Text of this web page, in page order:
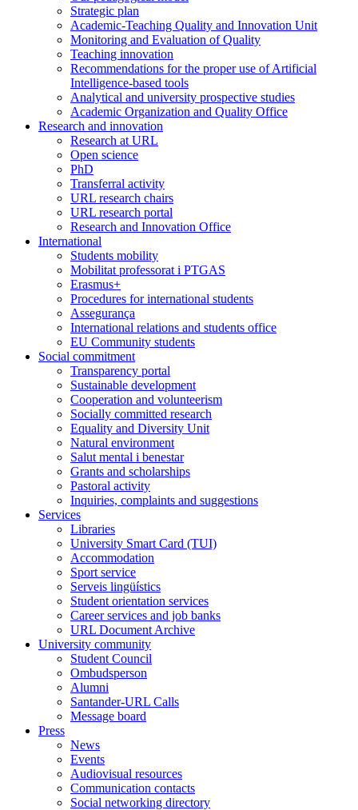
Strategic plan
Academic-Teaching Quality and Innovation Unit
Monitoring and Evaluation of Quality
Teaching innovation
Recommendations for the proper use of Artificial
Intelligence-based tools
Analytical and university prospective studies
Academic Organization and Quality Office
Research and innovation
Research at URL
Open science
PhD
Transferral activity
URL research chairs
URL research portal
Research and Innovation Office
International
Students mobility
Mobilitat professorat i PTGAS
Erasmus+
Procedures for international students
Assegurança
International relations and students office
EU Community students
Social commitment
Transparency portal
Sustainable development
Cooperation and volunteerism
Socially committed research
Equality and Diversity Unit
Natural environment
Salut mental i benestar
Grants and scholarships
Pastoral activity
Inquiries, complaints and suggestions
Services
Libraries
University Smart Card (TUI)
Accommodation
Sport service
Serveis lingüístics
Student orientation services
Career services and job banks
URL Document Archive
University community
Student Council
Ombudsperson
Alumni
Santander-URL Calls
Message board
Press
News
Events
Audiovisual resources
Communication contacts
Social networking directory